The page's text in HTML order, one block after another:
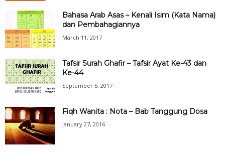
Bahasa Arab Asas – Kenali Isim (Kata Nama)
dan Pembahagiannya
March 11, 2017
Tafsir Surah Ghafir – Tafsir Ayat Ke-43 dan
Ke-44
September 5, 2017
Fiqh Wanita : Nota – Bab Tanggung Dosa
January 27, 2016